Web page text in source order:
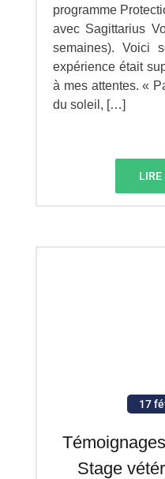
programme
avec Sagittarius
semaines). Voici
expérience était
à mes attentes. «
du soleil, […]
LIRE
17
Stage